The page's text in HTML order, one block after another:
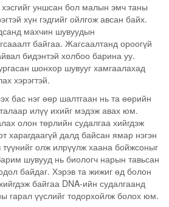
уншсан бол малын эмч таны
хүн гэдгийг ойлгож авсан байх.
махчин шувуудын
байгаа. Жагсаалтанд ороогүй
бидэнтэй холбоо барина уу.
шонхор шувууг хамгаалахад
хэрэгтэй.
бас нэг өөр шалтгаан нь та өөрийн
илүү ихийг мэдэж авах юм.
олон төрлийн судалгаа хийгдэж
харагдаагүй далд байсан ямар нэгэн
түүнийг олж илрүүлж хаана бойжсоныг
шувууд нь биологч нарын тавьсан
байдаг. Хэрэв та жижиг өд болон
байгаа DNA-ийн судалгаанд
гарал үүслийг тодорхойлж болох юм.